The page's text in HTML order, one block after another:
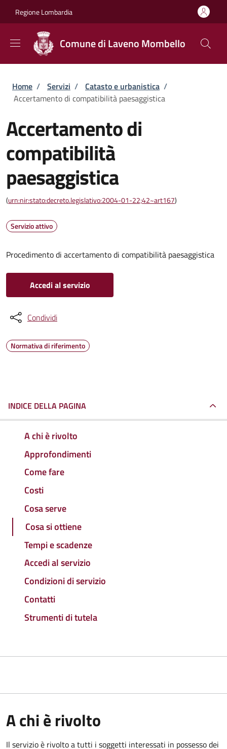
Regione Lombardia
Comune di Laveno Mombello
Briciole di pane
Home / Servizi / Catasto e urbanistica /
Accertamento di compatibilità paesaggistica
Accertamento di
compatibilità
paesaggistica
(urn:nir:stato:decreto.legislativo:2004-01-22;42~art167)
Servizio attivo
Procedimento di accertamento di compatibilità paesaggistica
Accedi al servizio
Condividi
Normativa di riferimento
INDICE DELLA PAGINA
A chi è rivolto
Approfondimenti
Come fare
Costi
Cosa serve
Cosa si ottiene
Tempi e scadenze
Accedi al servizio
Condizioni di servizio
Contatti
Strumenti di tutela
A chi è rivolto
Il servizio è rivolto a tutti i soggetti interessati in possesso dei